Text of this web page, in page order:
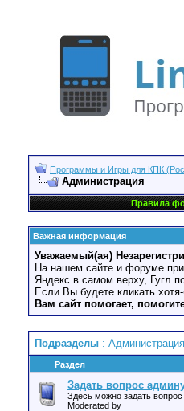
Программы и Игры для КПК
Администрация
Правила
Важная информация
Уважаемый(ая)
На нашем сайте и форуме
Яндекс в самом верху, Гугл
Если Вы будете кликать
Вам сайт помогает,
Подразделы : Администрация
Раздел
Задать вопрос
Здесь можно задать
Moderated by